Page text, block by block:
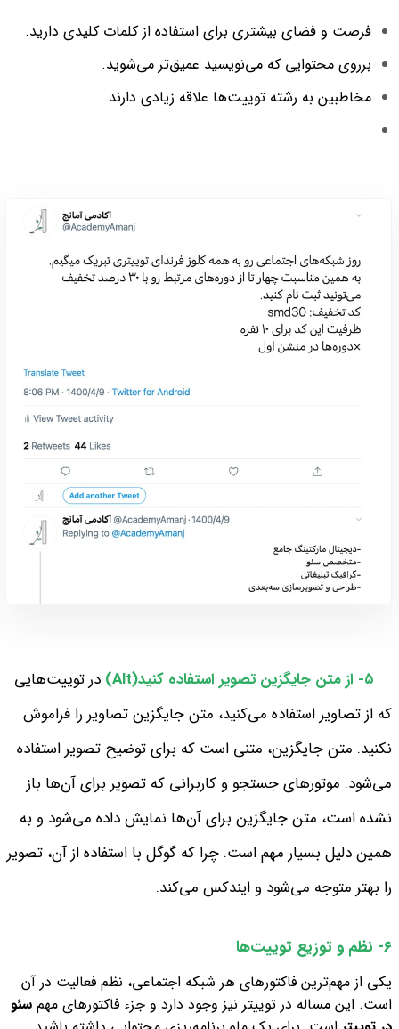
فرصت و فضای بیشتری برای استفاده از کلمات کلیدی دارید.
برروی محتوایی که می‌نویسید عمیق‌تر می‌شوید.
مخاطبین به رشته توییت‌ها علاقه زیادی دارند.
۵- از متن جایگزین تصویر استفاده کنید(Alt)
در توییت‌هایی
که از تصاویر استفاده می‌کنید، متن جایگزین تصاویر را فراموش
نکنید. متن جایگزین، متنی است که برای توضیح تصویر استفاده
می‌شود. موتورهای جستجو و کاربرانی که تصویر برای آن‌ها باز
نشده است، متن جایگزین برای آن‌ها نمایش داده می‌شود و به
همین دلیل بسیار مهم است. چرا که گوگل با استفاده از آن، تصویر
را بهتر متوجه می‌شود و ایندکس می‌کند.
۶- نظم و توزیع توییت‌ها
یکی از مهم‌ترین فاکتورهای هر شبکه‌ اجتماعی، نظم فعالیت در آن
است. این مساله در توییتر نیز وجود دارد و جزء فاکتورهای مهم سئو